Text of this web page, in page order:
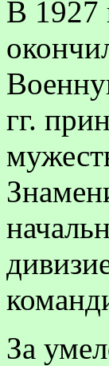
В 1927
гг.
За